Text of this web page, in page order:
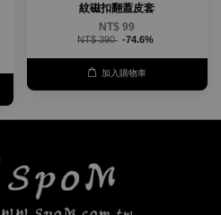
紋磁扣翻蓋皮套
NT$ 99
NT$ 390 -74.6%
加入購物車